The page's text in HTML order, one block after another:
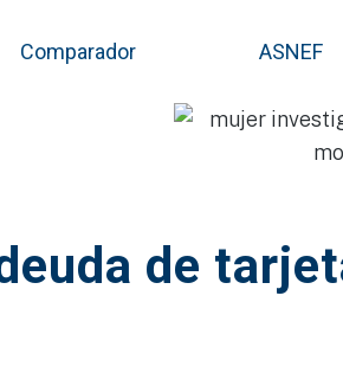
Comparador ASNEF
de